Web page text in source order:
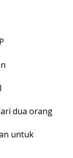
dua orang
untuk